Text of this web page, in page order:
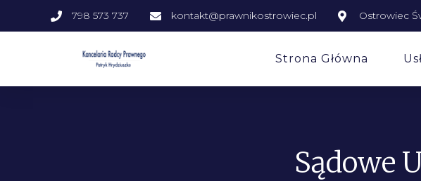
798 573 737 kontakt@prawnikostrowiec.pl Ostrowiec
Strona Główna
Sądowe